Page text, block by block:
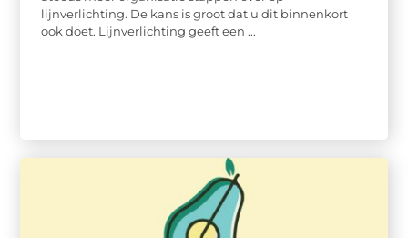
lijnverlichting. De kans is groot dat u dit binnenkort
ook doet. Lijnverlichting geeft een ...